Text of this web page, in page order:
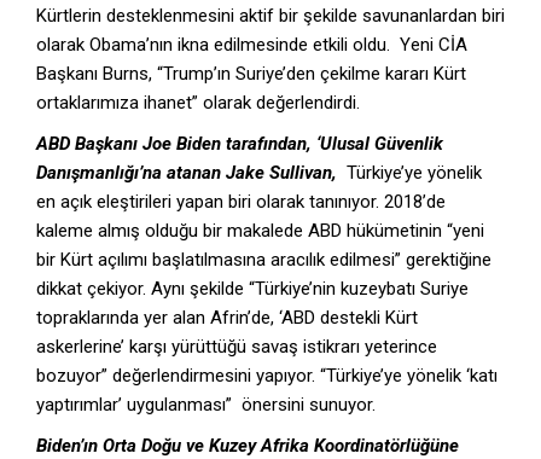
Kürtlerin desteklenmesini aktif bir şekilde savunanlardan biri
olarak Obama’nın ikna edilmesinde etkili oldu. Yeni CİA
Başkanı Burns, “Trump’ın Suriye’den çekilme kararı Kürt
ortaklarımıza ihanet” olarak değerlendirdi.
ABD Başkanı Joe Biden tarafından, ‘Ulusal Güvenlik
Danışmanlığı’na atanan Jake Sullivan, Türkiye’ye yönelik
en açık eleştirileri yapan biri olarak tanınıyor. 2018’de
kaleme almış olduğu bir makalede ABD hükümetinin “yeni
bir Kürt açılımı başlatılmasına aracılık edilmesi” gerektiğine
dikkat çekiyor. Aynı şekilde “Türkiye’nin kuzeybatı Suriye
topraklarında yer alan Afrin’de, ‘ABD destekli Kürt
askerlerine’ karşı yürüttüğü savaş istikrarı yeterince
bozuyor” değerlendirmesini yapıyor. “Türkiye’ye yönelik ‘katı
yaptırımlar’ uygulanması” önersini sunuyor.
Biden’ın Orta Doğu ve Kuzey Afrika Koordinatörlüğüne